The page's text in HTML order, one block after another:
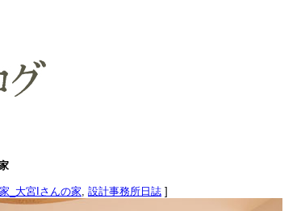
_大宮Iさんの家, 設計事務所日誌 ]